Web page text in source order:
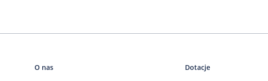
O nas Dotacje